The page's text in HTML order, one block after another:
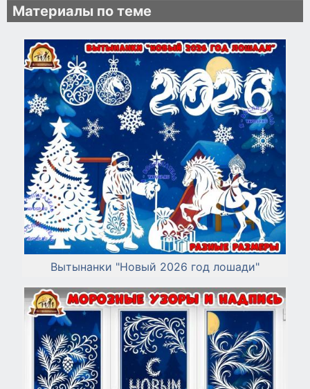
Материалы по теме
Вытынанки "Новый 2026 год лошади"